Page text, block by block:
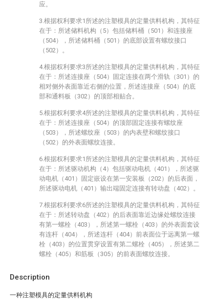
Description
一种注塑模具的定量供料机构
应。
3.根据权利要求1所述的注塑模具的定量供料机构，其特征
在于：所述储料机构（5）包括储料桶（501）和连接座
（504），所述储料桶（501）的底部设置有螺纹接口
（502）。
4.根据权利要求3所述的注塑模具的定量供料机构，其特征
在于：所述连接座（504）固定连接在两个滑轨（301）的
相对侧外表面靠近右侧的位置，所述连接座（504）的底
部和通料板（302）的顶部相贴合。
5.根据权利要求4所述的注塑模具的定量供料机构，其特征
在于：所述连接座（504）的顶部固定连接有螺纹座
（503），所述螺纹座（503）的内表壁和螺纹接口
（502）的外表面螺纹连接。
6.根据权利要求1所述的注塑模具的定量供料机构，其特征
在于：所述驱动机构（4）包括驱动电机（401），所述驱
动电机（401）固定嵌设在第一安装板（202）的后表面，
所述驱动电机（401）输出端固定连接有转动盘（402）。
7.根据权利要求6所述的注塑模具的定量供料机构，其特征
在于：所述转动盘（402）的后表面靠近边缘处螺纹连接
有第一螺栓（403），所述第一螺栓（403）的外表面套设
有连杆（404），所述连杆（404）前表面位于远离第一螺
栓（403）的位置贯穿设置有第二螺栓（405），所述第二
螺栓（405）和筋板（305）的前表面螺纹连接。